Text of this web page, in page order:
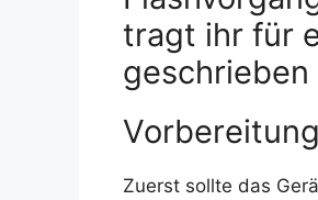
tragt ihr für
Zuerst sollte das